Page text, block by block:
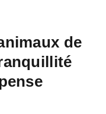
de